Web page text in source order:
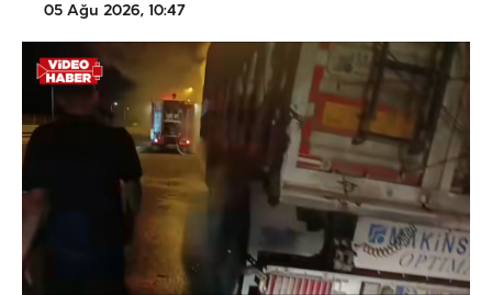
05 Ağu 2026, 10:47